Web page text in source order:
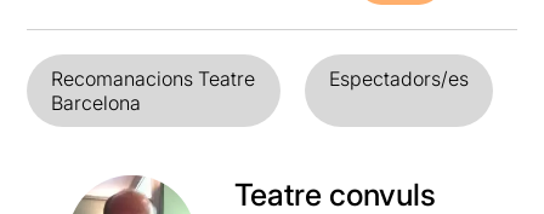
Recomanacions Teatre
Barcelona
Espectadors/es
Teatre convuls